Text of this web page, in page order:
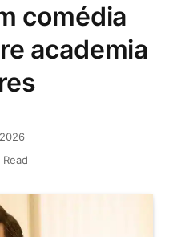
comédia
academia